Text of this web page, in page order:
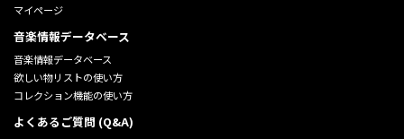
マイページ
音楽情報データベース
音楽情報データベース
欲しい物リストの使い方
コレクション機能の使い方
よくあるご質問 (Q&A)